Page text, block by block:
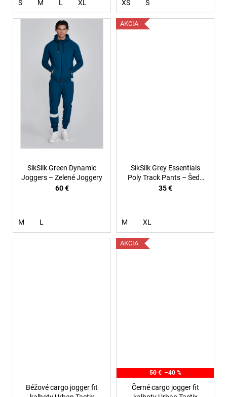
S M XL XS S
SikSilk Green Dynamic
Joggers – Zelené Joggery
60 €
M L
AKCIA
SikSilk Grey Essentials
Poly Track Pants – Šedé
poly track tepláky
35 €
M XL
Béžové cargo jogger fit
AKCIA
50 € –40 %
Černé cargo jogger fit